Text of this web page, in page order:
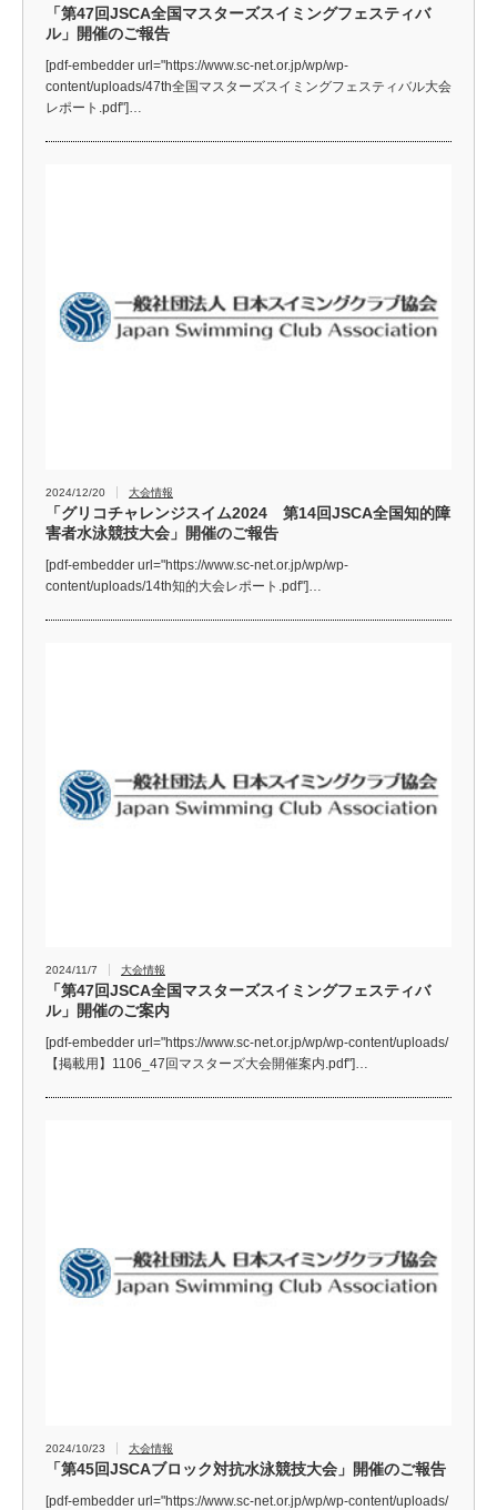
「第47回JSCA全国マスターズスイミングフェスティバ
ル」開催のご報告
[pdf-embedder url="https://www.sc-net.or.jp/wp/wp-
content/uploads/47th全国マスターズスイミングフェスティバル大会
レポート.pdf"]…
2024/12/20 大会情報
「グリコチャレンジスイム2024 第14回JSCA全国知的障
害者水泳競技大会」開催のご報告
[pdf-embedder url="https://www.sc-net.or.jp/wp/wp-
content/uploads/14th知的大会レポート.pdf"]…
2024/11/7 大会情報
「第47回JSCA全国マスターズスイミングフェスティバ
ル」開催のご案内
[pdf-embedder url="https://www.sc-net.or.jp/wp/wp-content/uploads/
【掲載用】1106_47回マスターズ大会開催案内.pdf"]…
2024/10/23 大会情報
「第45回JSCAブロック対抗水泳競技大会」開催のご報告
[pdf-embedder url="https://www.sc-net.or.jp/wp/wp-content/uploads/